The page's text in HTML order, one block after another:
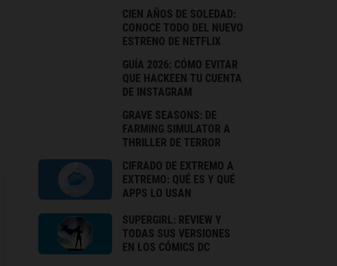
CIEN AÑOS DE SOLEDAD:
CONOCE TODO DEL NUEVO
ESTRENO DE NETFLIX
GUÍA 2026: CÓMO EVITAR
QUE HACKEEN TU CUENTA
DE INSTAGRAM
GRAVE SEASONS: DE
FARMING SIMULATOR A
THRILLER DE TERROR
CIFRADO DE EXTREMO A
EXTREMO: QUÉ ES Y QUÉ
APPS LO USAN
SUPERGIRL: REVIEW Y
TODAS SUS VERSIONES
EN LOS CÓMICS DC